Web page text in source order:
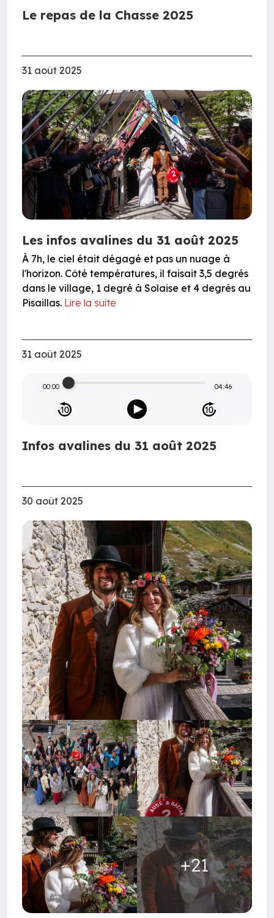
Le repas de la Chasse 2025
31 août 2025
Les infos avalines du 31 août 2025
À 7h, le ciel était dégagé et pas un nuage à
l'horizon. Côté températures, il faisait 3,5 degrés
dans le village, 1 degré à Solaise et 4 degrés au
Pisaillas. Lire la suite
31 août 2025
00:00 04:46
Infos avalines du 31 août 2025
30 août 2025
+21